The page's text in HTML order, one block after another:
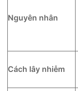
Nguyên nhân
Cách lây nhiễm